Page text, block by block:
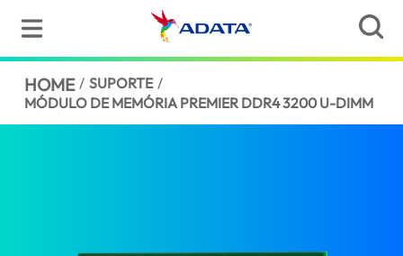
HOME / SUPORTE /
MÓDULO DE MEMÓRIA PREMIER DDR4 3200 U-DIMM